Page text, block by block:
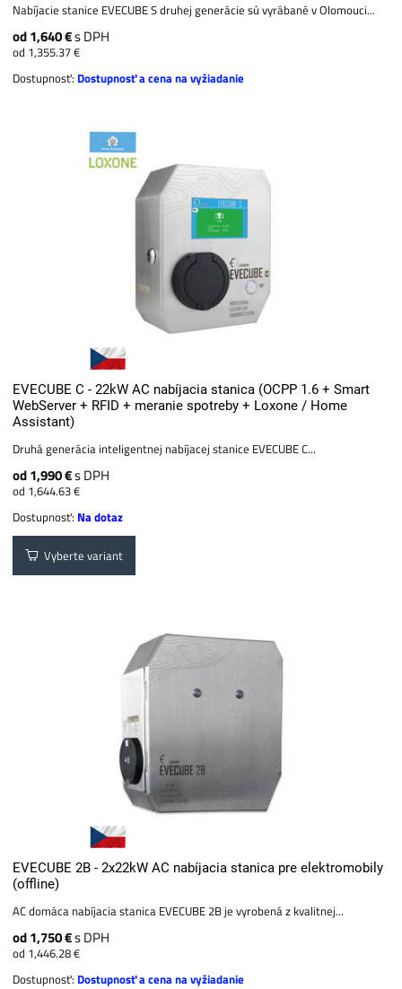
Nabíjacie stanice EVECUBE S druhej generácie sú vyrábané v Olomouci...
od 1,640 €s DPH
od 1,355.37 €
Dostupnosť: Dostupnosť a cena na vyžiadanie
EVECUBE C - 22kW AC nabíjacia stanica (OCPP 1.6 + Smart
WebServer + RFID + meranie spotreby + Loxone / Home
Assistant)
Druhá generácia inteligentnej nabíjacej stanice EVECUBE C...
od 1,990 €s DPH
od 1,644.63 €
Dostupnosť: Na dotaz
Vyberte variant
EVECUBE 2B - 2x22kW AC nabíjacia stanica pre elektromobily
(offline)
AC domáca nabíjacia stanica EVECUBE 2B je vyrobená z kvalitnej...
od 1,750 €s DPH
od 1,446.28 €
Dostupnosť: Dostupnosť a cena na vyžiadanie